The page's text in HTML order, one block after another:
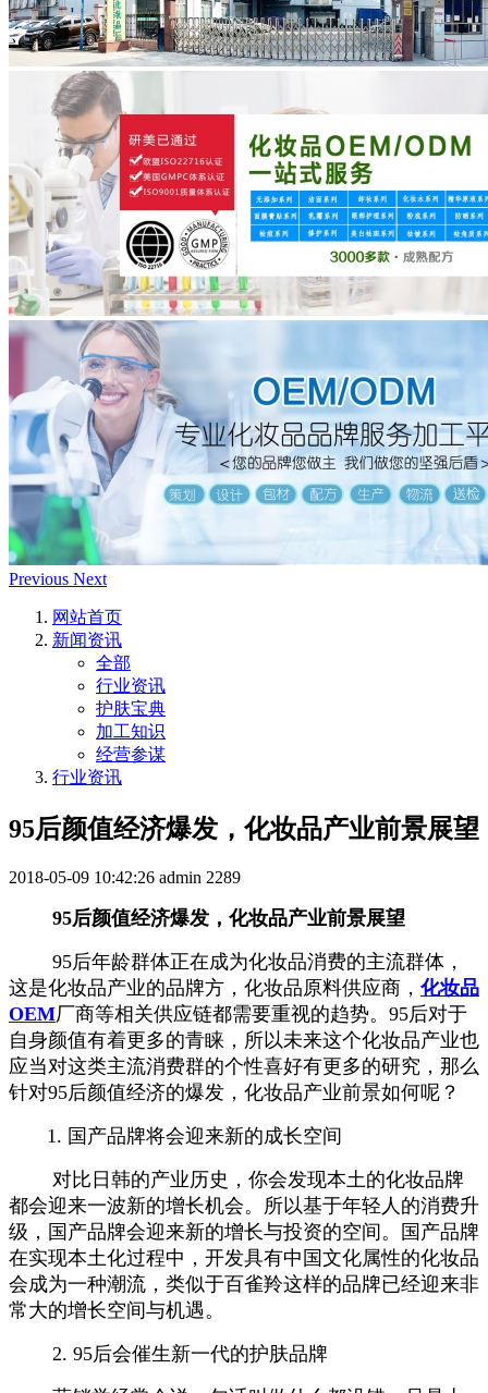
Previous Next
网站首页
新闻资讯
全部
行业资讯
护肤宝典
加工知识
经营参谋
行业资讯
95后颜值经济爆发，化妆品产业前景展望
2018-05-09 10:42:26 admin 2289
95后颜值经济爆发，化妆品产业前景展望
95后年龄群体正在成为化妆品消费的主流群体，
这是化妆品产业的品牌方，化妆品原料供应商， 化妆品
OEM厂商等相关供应链都需要重视的趋势。95后对于
自身颜值有着更多的青睐，所以未来这个化妆品产业也
应当对这类主流消费群的个性喜好有更多的研究，那么
针对95后颜值经济的爆发，化妆品产业前景如何呢？
1. 国产品牌将会迎来新的成长空间
对比日韩的产业历史，你会发现本土的化妆品牌
都会迎来一波新的增长机会。所以基于年轻人的消费升
级，国产品牌会迎来新的增长与投资的空间。国产品牌
在实现本土化过程中，开发具有中国文化属性的化妆品
会成为一种潮流，类似于百雀羚这样的品牌已经迎来非
常大的增长空间与机遇。
2. 95后会催生新一代的护肤品牌